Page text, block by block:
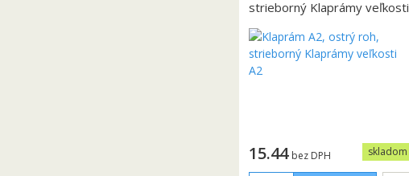
strieborný Klaprámy veľkosti
A2
skladom
15.44 bez DPH